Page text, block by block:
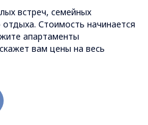
встреч, семейных
Стоимость начинается
апартаменты
вам цены на весь